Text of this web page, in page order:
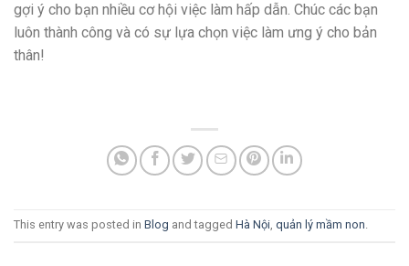
gợi ý cho bạn nhiều cơ hội việc làm hấp dẫn. Chúc các bạn
luôn thành công và có sự lựa chọn việc làm ưng ý cho bản
thân!
This entry was posted in Blog and tagged Hà Nội, quản lý mầm non.